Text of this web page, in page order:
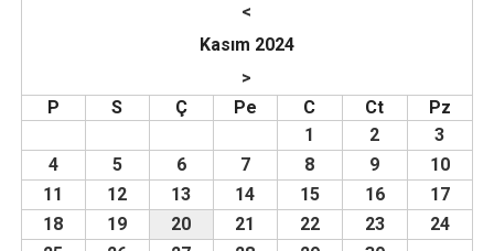
<
Kasım 2024
>
P
S Ç Pe C Ct
Pz
1
2
3
4
5 6 7 8 9
10
11
12 13 14 15 16
17
18
19 20 21 22 23
24